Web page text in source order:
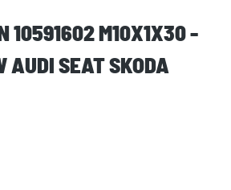
10591602 M10X1X30 -
AUDI SEAT SKODA